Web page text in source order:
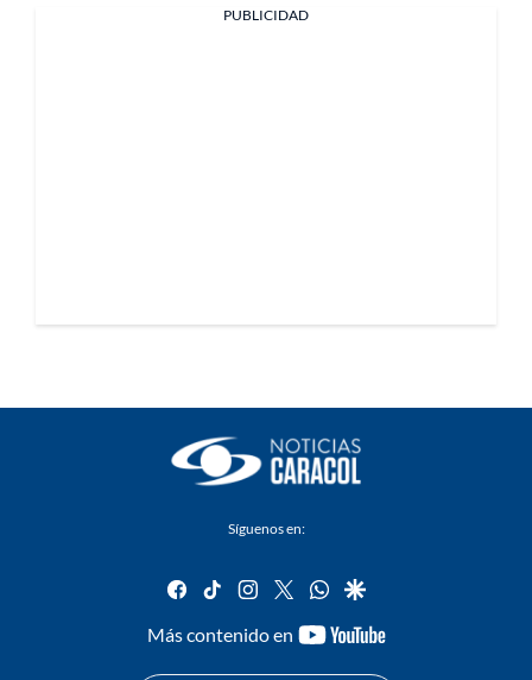
PUBLICIDAD
Síguenos en:
facebook
tiktok instagram
twitterwhatsapp
google
Más contenido en
youtube-